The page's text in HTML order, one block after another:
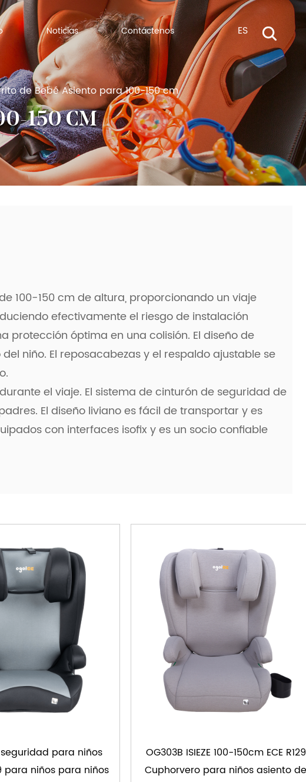
Noticias Contáctenos ES
de Bebé Asiento para 100-150 cm
150 CM
100-150 cm de altura, proporcionando un viaje
efectivamente el riesgo de instalación
protección óptima en una colisión. El diseño de
niño. El reposacabezas y el respaldo ajustable se
el viaje. El sistema de cinturón de seguridad de
El diseño liviano es fácil de transportar y es
con interfaces isofix y es un socio confiable
para niños
para niños para niños
OG303B ISIEZE 100-150cm ECE R129
Cuphorvero para niños asiento de